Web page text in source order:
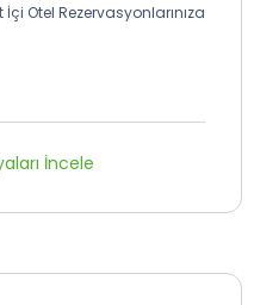
İçi Otel Rezervasyonlarınıza
İncele